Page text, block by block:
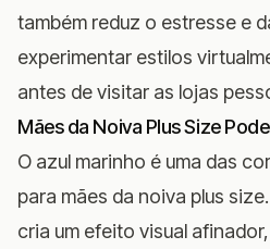
também reduz o estresse e
experimentar estilos
antes de visitar as lojas
Mães da Noiva Plus Size
O azul marinho é uma das
para mães da noiva plus size
cria um efeito visual